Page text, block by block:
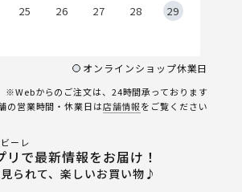
25 26 27 28
29
オンラインショップ休業日
※Webからのご注文は、24時間承っております
の営業時間・休業日は店舗情報をご覧ください
ーレ
リで最新情報をお届け！
られて、楽しいお買い物♪